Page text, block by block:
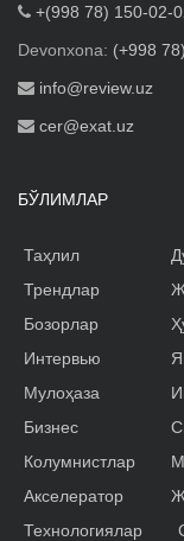
+(998 78) 150-02-
Devonxona: (+998
info@review.uz
cer@exat.uz
БЎЛИМЛАР
Таҳлил
Трендлар
Бозорлар
Интервью
Мулоҳаза
Бизнес
Колумнистлар
Акселератор
Технологиялар